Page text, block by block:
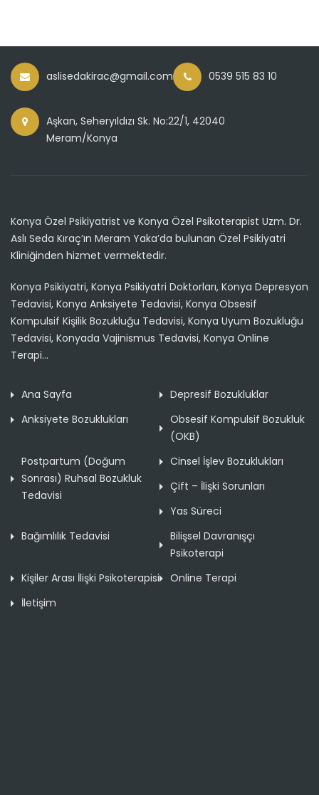
aslisedakirac@gmail.com 0539 515 83 10
Aşkan, Seheryıldızı Sk. No:22/1, 42040
Meram/Konya
Konya Özel Psikiyatrist ve Konya Özel Psikoterapist Uzm. Dr.
Aslı Seda Kıraç’ın Meram Yaka’da bulunan Özel Psikiyatri
Kliniğinden hizmet vermektedir.
Konya Psikiyatri, Konya Psikiyatri Doktorları, Konya Depresyon
Tedavisi, Konya Anksiyete Tedavisi, Konya Obsesif
Kompulsif Kişilik Bozukluğu Tedavisi, Konya Uyum Bozukluğu
Tedavisi, Konyada Vajinismus Tedavisi, Konya Online
Terapi...
Ana Sayfa
Depresif Bozukluklar
Anksiyete Bozuklukları
Obsesif Kompulsif Bozukluk
(OKB)
Postpartum (Doğum
Sonrası) Ruhsal Bozukluk
Tedavisi
Cinsel İşlev Bozuklukları
Çift – İlişki Sorunları
Yas Süreci
Bağımlılık Tedavisi
Bilişsel Davranışçı
Psikoterapi
Kişiler Arası İlişki Psikoterapisi
Online Terapi
İletişim